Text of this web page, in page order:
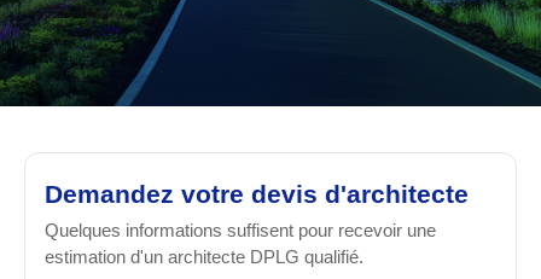
Demandez votre devis d'architecte
Quelques informations suffisent pour recevoir une
estimation d'un architecte DPLG qualifié.